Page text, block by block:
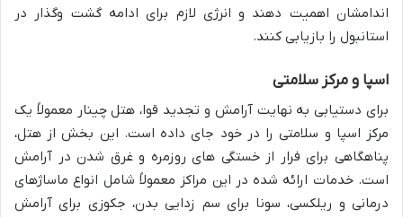
اندامشان اهمیت دهند و انرژی لازم برای ادامه گشت وگذار در
استانبول را بازیابی کنند.
اسپا و مرکز سلامتی
برای دستیابی به نهایت آرامش و تجدید قوا، هتل چینار معمولاً یک
مرکز اسپا و سلامتی را در خود جای داده است. این بخش از هتل،
پناهگاهی برای فرار از خستگی های روزمره و غرق شدن در آرامش
است. خدمات ارائه شده در این مراکز معمولاً شامل انواع ماساژهای
درمانی و ریلکسی، سونا برای سم زدایی بدن، جکوزی برای آرامش